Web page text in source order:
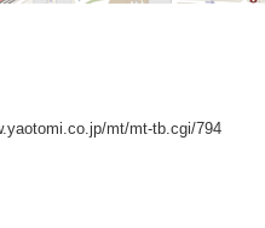
mt/mt-tb.cgi/794